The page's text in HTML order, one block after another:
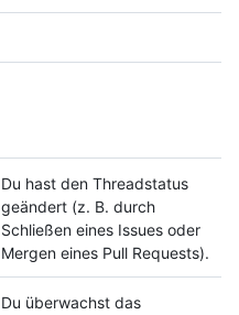
Du hast den Threadstatus
geändert (z. B. durch
Schließen eines Issues oder
Mergen eines Pull Requests).
Du überwachst das